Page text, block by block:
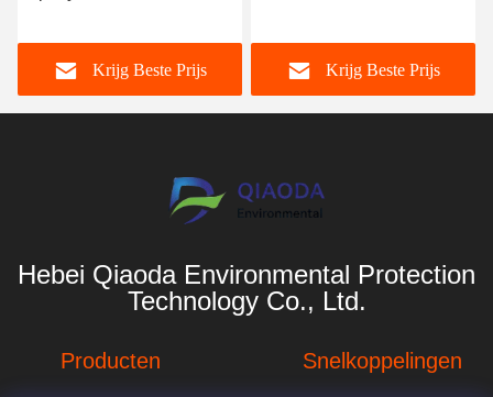
Baghouse Filterkooien
Krijg Beste Prijs
10/12/16 Draad Rond of
Plat
Krijg Beste Prijs
Hebei Qiaoda Environmental Protection
Technology Co., Ltd.
Producten Snelkoppelingen